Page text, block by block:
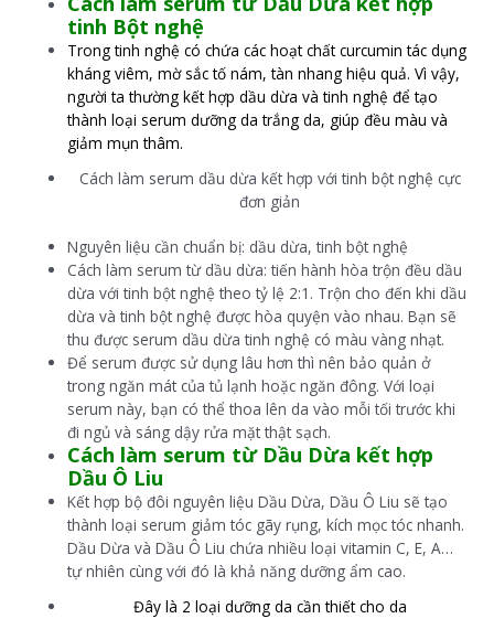
tinh Bột nghệ
Trong tinh nghệ có chứa các hoạt chất curcumin tác dụng
kháng viêm, mờ sắc tố nám, tàn nhang hiệu quả. Vì vậy,
người ta thường kết hợp dầu dừa và tinh nghệ để tạo
thành loại serum dưỡng da trắng da, giúp đều màu và
giảm mụn thâm.
Cách làm serum dầu dừa kết hợp với tinh bột nghệ cực
đơn giản
Nguyên liệu cần chuẩn bị: dầu dừa, tinh bột nghệ
Cách làm serum từ dầu dừa: tiến hành hòa trộn đều dầu
dừa với tinh bột nghệ theo tỷ lệ 2:1. Trộn cho đến khi dầu
dừa và tinh bột nghệ được hòa quyện vào nhau. Bạn sẽ
thu được serum dầu dừa tinh nghệ có màu vàng nhạt.
Để serum được sử dụng lâu hơn thì nên bảo quản ở
trong ngăn mát của tủ lạnh hoặc ngăn đông. Với loại
serum này, bạn có thể thoa lên da vào mỗi tối trước khi
đi ngủ và sáng dậy rửa mặt thật sạch.
Cách làm serum từ Dầu Dừa kết hợp
Dầu Ô Liu
Kết hợp bộ đôi nguyên liệu Dầu Dừa, Dầu Ô Liu sẽ tạo
thành loại serum giảm tóc gãy rụng, kích mọc tóc nhanh.
Dầu Dừa và Dầu Ô Liu chứa nhiều loại vitamin C, E, A…
tự nhiên cùng với đó là khả năng dưỡng ẩm cao.
Đây là 2 loại dưỡng da cần thiết cho da